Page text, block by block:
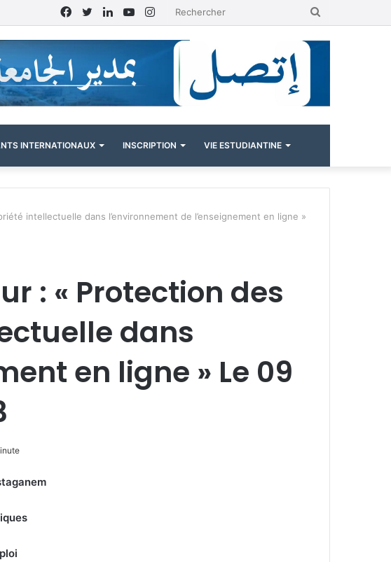
Instagram
YouTube
Linkedin
Twitter
Facebook
INTERNATIONAUX INSCRIPTION VIE ESTUDIANTINE
intellectuelle dans l’environnement de l’enseignement en ligne »
: « Protection des
dans
en ligne » Le 09